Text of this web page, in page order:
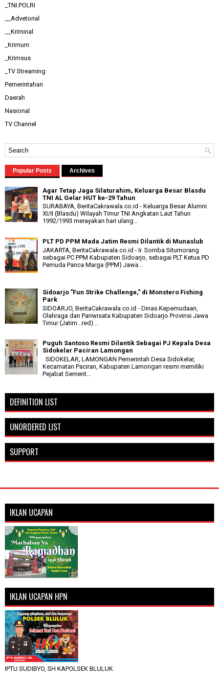
_TNI.POLRI
__Advetorial
__Kriminal
_Krimum
_Krimsus
_TV Streaming
Pemerintahan
Daerah
Nasional
TV Channel
Popular Posts Archives
Agar Tetap Jaga Silaturahim, Keluarga Besar Blasdu
TNI AL Gelar HUT ke-29 Tahun
SURABAYA, BeritaCakrawala.co.id - Keluarga Besar Alumni
XI/II (Blasdu) Wilayah Timur TNI Angkatan Laut Tahun
1992/1993 merayakan hari ulang...
PLT PD PPM Mada Jatim Resmi Dilantik di Munaslub
JAKARTA, BeritaCakrawala.co.id - Ir. Somba Situmorang
sebagai PC PPM Kabupaten Sidoarjo, sebagai PLT Ketua PD
Pemuda Panca Marga (PPM) Jawa...
Sidoarjo "Fun Strike Challenge," di Monstero Fishing
Park
SIDOARJO, BeritaCakrawala.co.id - Dinas Kepemudaan,
Olahraga dan Pariwisata Kabupaten Sidoarjo Provinsi Jawa
Timur (Jatim...red)...
Puguh Santoso Resmi Dilantik Sebagai PJ Kepala Desa
Sidokelar Paciran Lamongan
SIDOKELAR, LAMONGAN Pemerintah Desa Sidokelar,
Kecamatan Paciran, Kabupaten Lamongan resmi memiliki
Pejabat Sement...
DEFINITION LIST
UNORDERED LIST
SUPPORT
IKLAN UCAPAN
IKLAN UCAPAN HPN
IPTU SUDIBYO, SH KAPOLSEK BLULUK